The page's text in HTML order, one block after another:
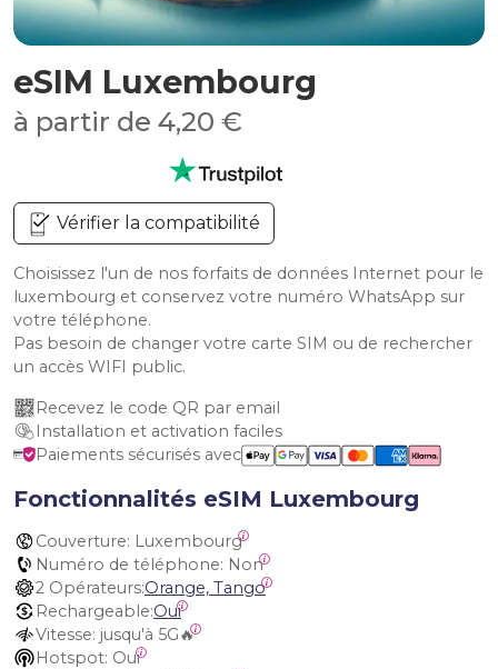
eSIM Luxembourg
à partir de 4,20 €
Vérifier la compatibilité
Choisissez l'un de nos forfaits de données Internet pour le
luxembourg et conservez votre numéro WhatsApp sur
votre téléphone.
Pas besoin de changer votre carte SIM ou de rechercher
un accès WIFI public.
Recevez le code QR par email
Installation et activation faciles
Paiements sécurisés avec
Fonctionnalités eSIM Luxembourg
Couverture: Luxembourg
Numéro de téléphone: Non
2 Opérateurs:Orange, Tango
Rechargeable:Oui
Vitesse: jusqu'à 5G🔥
Hotspot: Oui